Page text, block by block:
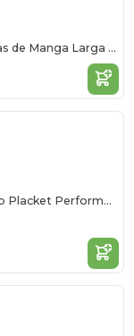
Polo Táctico Antimanchas de Manga Larga para Hombre
Ladies Advantage IL Snap Placket Performance Polo